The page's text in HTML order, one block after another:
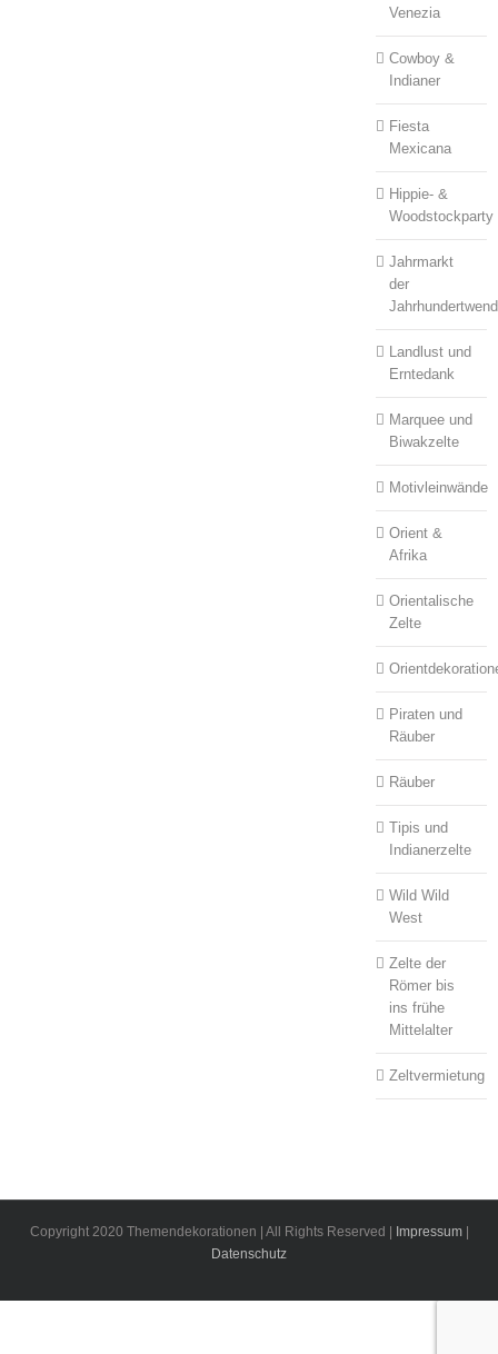
Venezia
Cowboy &
Indianer
Fiesta
Mexicana
Hippie- &
Woodstockparty
Jahrmarkt
der
Landlust und
Erntedank
Marquee und
Biwakzelte
Motivleinwände
Orient &
Afrika
Orientalische
Zelte
Piraten und
Räuber
Räuber
Tipis und
Indianerzelte
Wild Wild
West
Zelte der
Römer bis
ins frühe
Mittelalter
Zeltvermietung
Copyright 2020 Themendekorationen | All Rights Reserved | Impressum|
Datenschutz